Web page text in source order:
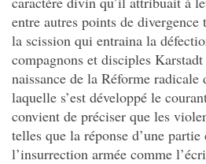
entre autres points de
la scission qui entraina la
compagnons et disciples
naissance de la Réforme radicale
laquelle s’est développé le
convient de préciser que les
telles que la réponse d’une
l’insurrection armée comme